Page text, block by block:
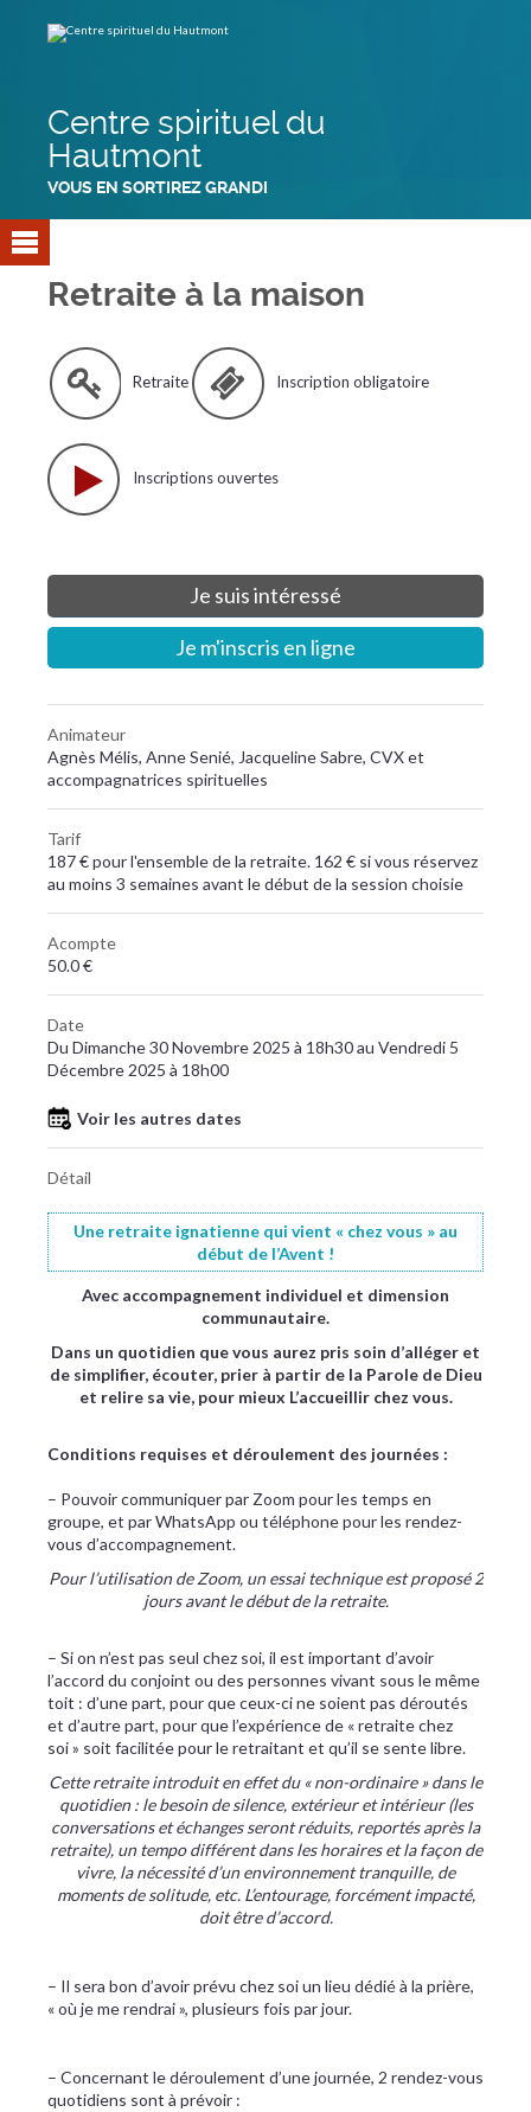
contenu.
Centre spirituel du
Hautmont
VOUS EN SORTIREZ GRANDI
Retraite à la maison
Retraite Inscription obligatoire
Inscriptions ouvertes
Je suis intéressé
Je m'inscris en ligne
Animateur
Agnès Mélis, Anne Senié, Jacqueline Sabre, CVX et
accompagnatrices spirituelles
Tarif
187 € pour l'ensemble de la retraite. 162 € si vous réservez
au moins 3 semaines avant le début de la session choisie
Acompte
50.0 €
Date
Du Dimanche 30 Novembre 2025 à 18h30 au Vendredi 5
Décembre 2025 à 18h00
Voir les autres dates
Détail
Une retraite ignatienne qui vient « chez vous » au
début de l’Avent !
Avec accompagnement individuel et dimension
communautaire.
Dans un quotidien que vous aurez pris soin d’alléger et
de simplifier, écouter, prier à partir de la Parole de Dieu
et relire sa vie, pour mieux L’accueillir chez vous.
Conditions requises et déroulement des journées :
– Pouvoir communiquer par Zoom pour les temps en
groupe, et par WhatsApp ou téléphone pour les rendez-
vous d’accompagnement.
Pour l’utilisation de Zoom, un essai technique est proposé 2
jours avant le début de la retraite.
– Si on n’est pas seul chez soi, il est important d’avoir
l’accord du conjoint ou des personnes vivant sous le même
toit : d’une part, pour que ceux-ci ne soient pas déroutés
et d’autre part, pour que l’expérience de « retraite chez
soi » soit facilitée pour le retraitant et qu’il se sente libre.
Cette retraite introduit en effet du « non-ordinaire » dans le
quotidien : le besoin de silence, extérieur et intérieur (les
conversations et échanges seront réduits, reportés après la
retraite), un tempo différent dans les horaires et la façon de
vivre, la nécessité d’un environnement tranquille, de
moments de solitude, etc. L’entourage, forcément impacté,
doit être d’accord.
– Il sera bon d’avoir prévu chez soi un lieu dédié à la prière,
« où je me rendrai », plusieurs fois par jour.
– Concernant le déroulement d’une journée, 2 rendez-vous
quotidiens sont à prévoir :